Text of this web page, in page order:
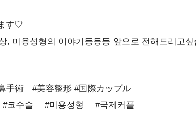
す♡
, 미용성형의 이야기등등등 앞으로 전해드리고싶
術 #美容整形 #国際カップル
수술 #미용성형 #국제커플